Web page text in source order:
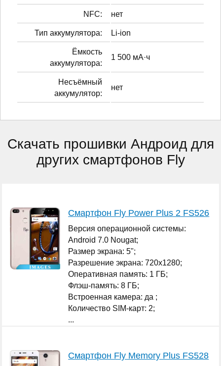
NFC: нет
Тип аккумулятора: Li-ion
Ёмкость
аккумулятора:
1 500 мА·ч
Несъёмный
аккумулятор:
нет
Скачать прошивки Андроид для
других смартфонов Fly
Смартфон Fly Power Plus 2 FS526
Версия операционной системы:
Android 7.0 Nougat;
Размер экрана: 5";
Разрешение экрана: 720x1280;
Оперативная память: 1 ГБ;
Флэш-память: 8 ГБ;
Встроенная камера: да ;
Количество SIM-карт: 2;
...
Смартфон Fly Memory Plus FS528